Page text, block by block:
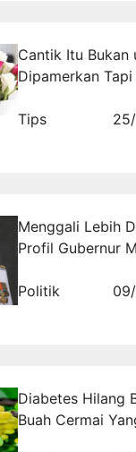
Cantik Itu Bukan
Dipamerkan
Tips
Menggali Lebih
Profil Gubernur
Sumatera Barat
Politik
Diabetes Hilang
Buah Cermai